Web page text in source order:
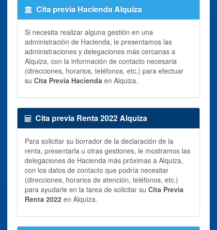
Cita previa Hacienda Alquiza
Si necesita realizar alguna gestión en una
administración de Hacienda, le presentamos las
administraciones y delegaciones más cercanas a
Alquiza, con la información de contacto necesaria
(direcciones, horarios, teléfonos, etc.) para efectuar
su Cita Previa Hacienda en Alquiza.
Cita previa Renta 2022 Alquiza
Para solicitar su borrador de la declaración de la
renta, presentarla u otras gestiones, le mostramos las
delegaciones de Hacienda más próximas a Alquiza,
con los datos de contacto que podría necesitar
(direcciones, horarios de atención, teléfonos, etc.)
para ayudarle en la tarea de solicitar su Cita Previa
Renta 2022 en Alquiza.